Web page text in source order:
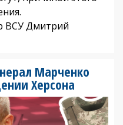
ВСУ Дмитрий
Марченко
Херсона